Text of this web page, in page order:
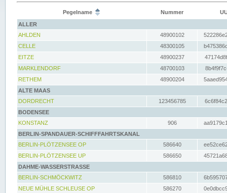
Pegelname Nummer
ALLER
AHLDEN
48900102
CELLE
48300105
EITZE
48900237
MARKLENDORF
48700103
RETHEM
48900204
ALTE MAAS
DORDRECHT
123456785
BODENSEE
KONSTANZ
906
BERLIN-SPANDAUER-SCHIFFFAHRTSKANAL
BERLIN-PLÖTZENSEE OP
586640
BERLIN-PLÖTZENSEE UP
586650
DAHME-WASSERSTRASSE
BERLIN-SCHMÖCKWITZ
586810
NEUE MÜHLE SCHLEUSE OP
586270